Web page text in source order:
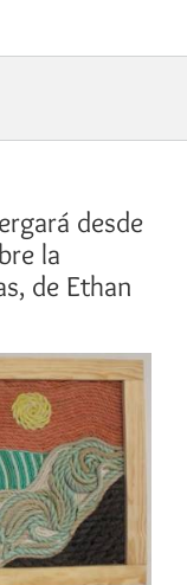
desde
la
de Ethan